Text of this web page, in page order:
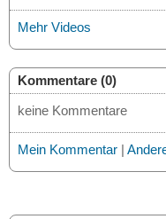
Mehr Videos
Kommentare (0)
keine Kommentare
Mein Kommentar |